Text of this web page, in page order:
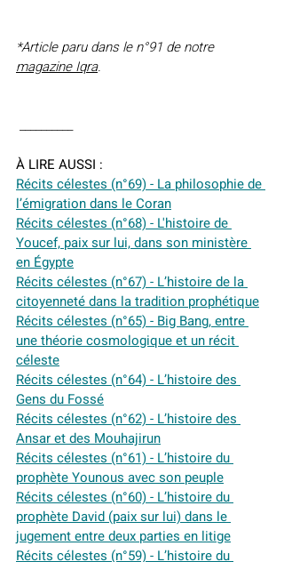
*Article paru dans le n°91 de notre
magazine Iqra.
__________
À LIRE AUSSI :
Récits célestes (n°69) - La philosophie de
l’émigration dans le Coran
Récits célestes (n°68) - L'histoire de
Youcef, paix sur lui, dans son ministère
en Égypte
Récits célestes (n°67) - L’histoire de la
citoyenneté dans la tradition prophétique
Récits célestes (n°65) - Big Bang, entre
une théorie cosmologique et un récit
céleste
Récits célestes (n°64) - L’histoire des
Gens du Fossé
Récits célestes (n°62) - L’histoire des
Ansar et des Mouhajirun
Récits célestes (n°61) - L’histoire du
prophète Younous avec son peuple
Récits célestes (n°60) - L’histoire du
prophète David (paix sur lui) dans le
jugement entre deux parties en litige
Récits célestes (n°59) - L’histoire du